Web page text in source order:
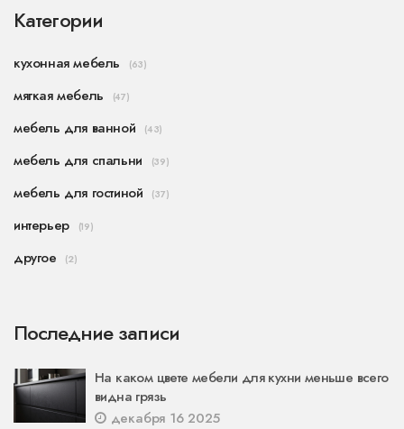
Категории
кухонная мебель (63)
мягкая мебель (47)
мебель для ванной (43)
мебель для спальни (39)
мебель для гостиной (37)
интерьер (19)
другое (2)
Последние записи
На каком цвете мебели для кухни меньше всего
видна грязь
декабря 16 2025